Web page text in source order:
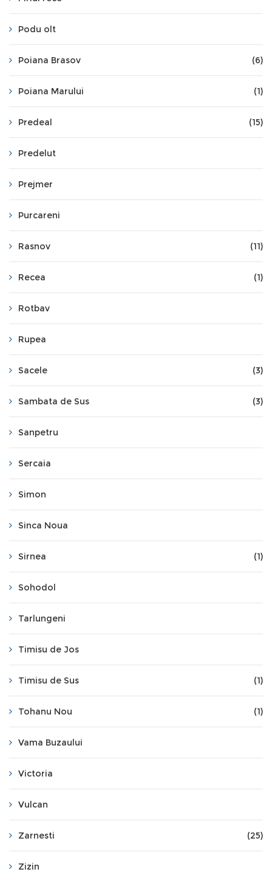
Podu olt
Poiana Brasov (6)
Poiana Marului (1)
Predeal (15)
Predelut
Prejmer
Purcareni
Rasnov (11)
Recea (1)
Rotbav
Rupea
Sacele (3)
Sambata de Sus (3)
Sanpetru
Sercaia
Simon
Sinca Noua
Sirnea (1)
Sohodol
Tarlungeni
Timisu de Jos
Timisu de Sus (1)
Tohanu Nou (1)
Vama Buzaului
Victoria
Vulcan
Zarnesti (25)
Zizin